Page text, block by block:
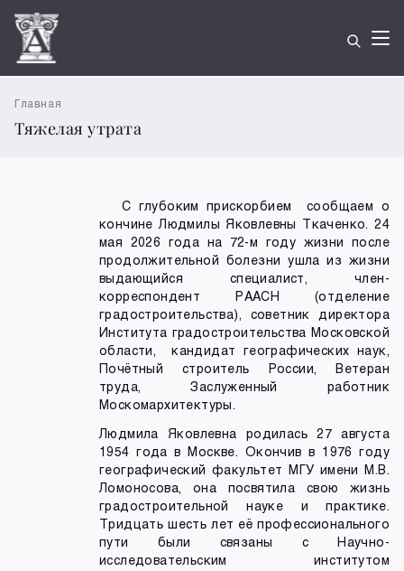
Главная
Тяжелая утрата
С глубоким прискорбием сообщаем о
кончине Людмилы Яковлевны Ткаченко. 24
мая 2026 года на 72-м году жизни после
продолжительной болезни ушла из жизни
выдающийся специалист, член-
корреспондент РААСН (отделение
градостроительства), советник директора
Института градостроительства Московской
области, кандидат географических наук,
Почётный строитель России, Ветеран
труда, Заслуженный работник
Москомархитектуры.
Людмила Яковлевна родилась 27 августа
1954 года в Москве. Окончив в 1976 году
географический факультет МГУ имени М.В.
Ломоносова, она посвятила свою жизнь
градостроительной науке и практике.
Тридцать шесть лет её профессионального
пути были связаны с Научно-
исследовательским институтом